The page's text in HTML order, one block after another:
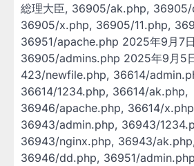
総理大臣, 36905/ak.php,
36905/x.php, 36905/11.php,
36951/apache.php 2025年9月7日
36905/admins.php 2025年9月5
423/newfile.php, 36614/
36614/1234.php, 36614/ak.php,
36946/apache.php, 36614/
36943/admin.php, 36943/
36943/nginx.php, 36943/
36946/dd.php, 36951/